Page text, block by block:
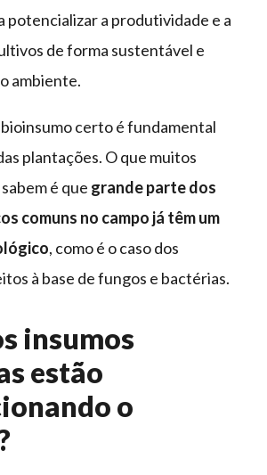
potencializar a produtividade e a
de forma sustentável e
ambiente.
certo é fundamental
plantações. O que muitos
é que grande parte dos
comuns no campo já têm um
, como é o caso dos
à base de fungos e bactérias.
insumos
estão
o